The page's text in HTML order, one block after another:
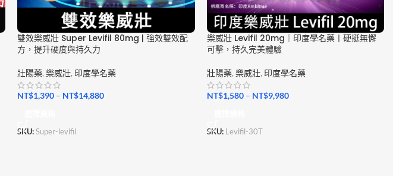
雙效樂威壯 Super Levifil 80mg | 強效雙效配
方，提升硬度與持久力
壯陽藥, 樂威壯, 印度學名藥
NT$1,390 – NT$14,880
SKU:Super-levifil
樂威壯 Levifil 20mg｜印度學名藥丨硬挺無懈
可擊，持久完美體驗
壯陽藥, 樂威壯, 印度學名藥
NT$1,580– NT$9,980
SKU: Levifil-30T